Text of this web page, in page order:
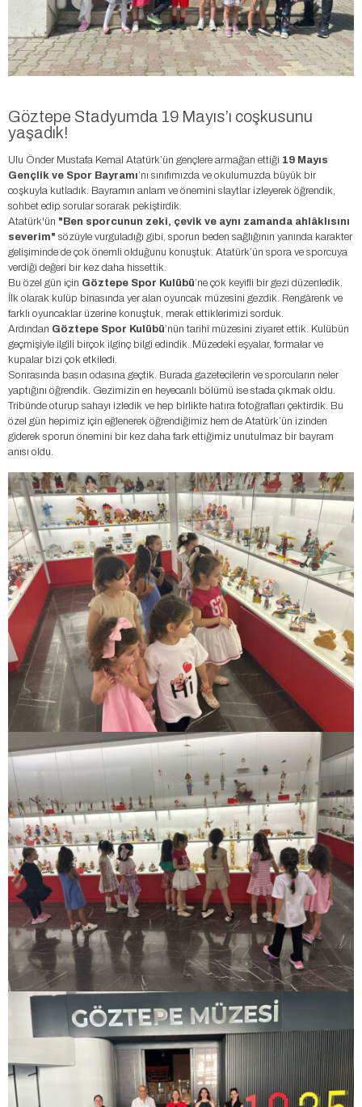
Göztepe Stadyumda 19 Mayıs’ı coşkusunu
yaşadık!
Ulu Önder Mustafa Kemal Atatürk’ün gençlere armağan ettiği 19 Mayıs
Gençlik ve Spor Bayramı’nı sınıfımızda ve okulumuzda büyük bir
coşkuyla kutladık. Bayramın anlam ve önemini slaytlar izleyerek öğrendik,
sohbet edip sorular sorarak pekiştirdik.
Atatürk'ün "Ben sporcunun zeki, çevik ve aynı zamanda ahlâklısını
severim" sözüyle vurguladığı gibi, sporun beden sağlığının yanında karakter
gelişiminde de çok önemli olduğunu konuştuk. Atatürk’ün spora ve sporcuya
verdiği değeri bir kez daha hissettik.
Bu özel gün için Göztepe Spor Kulübü’ne çok keyifli bir gezi düzenledik.
İlk olarak kulüp binasında yer alan oyuncak müzesini gezdik. Rengârenk ve
farklı oyuncaklar üzerine konuştuk, merak ettiklerimizi sorduk.
Ardından Göztepe Spor Kulübü’nün tarihî müzesini ziyaret ettik. Kulübün
geçmişiyle ilgili birçok ilginç bilgi edindik. Müzedeki eşyalar, formalar ve
kupalar bizi çok etkiledi.
Sonrasında basın odasına geçtik. Burada gazetecilerin ve sporcuların neler
yaptığını öğrendik. Gezimizin en heyecanlı bölümü ise stada çıkmak oldu.
Tribünde oturup sahayı izledik ve hep birlikte hatıra fotoğrafları çektirdik. Bu
özel gün hepimiz için eğlenerek öğrendiğimiz hem de Atatürk’ün izinden
giderek sporun önemini bir kez daha fark ettiğimiz unutulmaz bir bayram
anısı oldu.